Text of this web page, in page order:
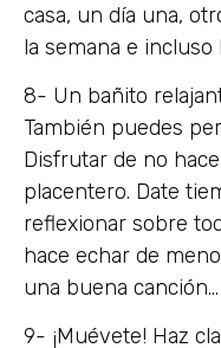
casa, un día una,
la semana e incluso
8- Un bañito
También puedes
Disfrutar de no
placentero. Date
reflexionar sobre
hace echar de
una buena canción…
9- ¡Muévete! Haz